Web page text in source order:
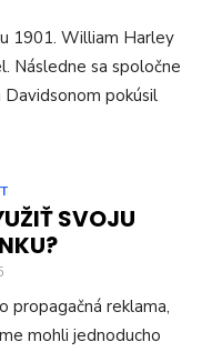
1901. William Harley
Následne sa spoločne
pokúsil
SVOJU
propagačná reklama,
mohli jednoducho